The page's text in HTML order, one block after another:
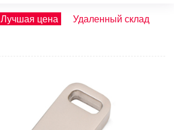
Лучшая цена
Удаленный склад